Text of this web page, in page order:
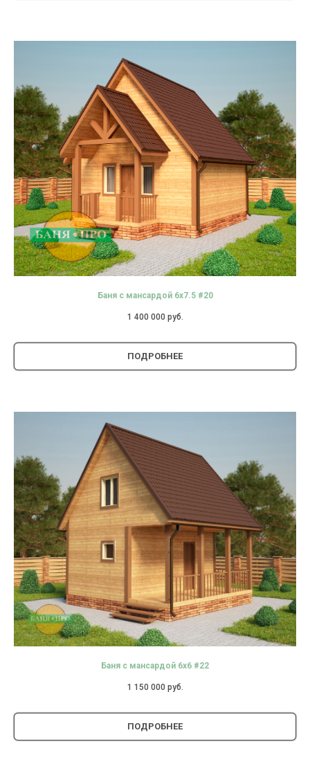
Баня с мансардой 6х7.5 #20
1 400 000 руб.
ПОДРОБНЕЕ
Баня с мансардой 6х6 #22
1 150 000 руб.
ПОДРОБНЕЕ